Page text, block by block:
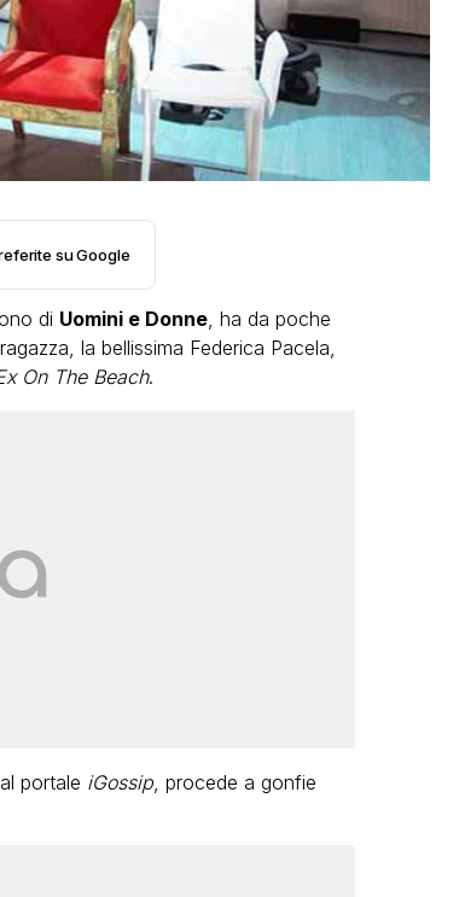
su Google
di Uomini e Donne, ha da poche
la bellissima Federica Pacela,
On The Beach.
portale iGossip, procede a gonfie